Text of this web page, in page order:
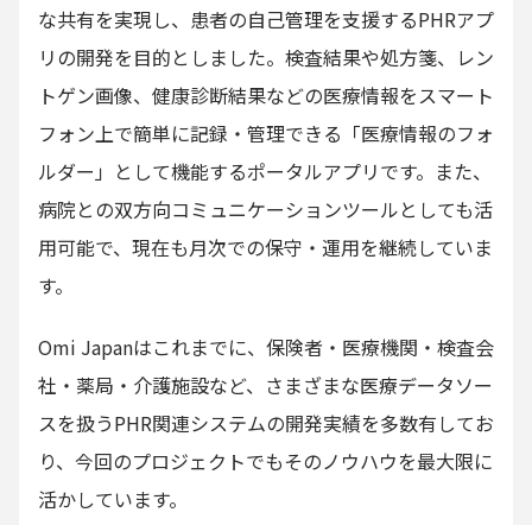
な共有を実現し、患者の自己管理を支援するPHRアプ
リの開発を目的としました。検査結果や処方箋、レン
トゲン画像、健康診断結果などの医療情報をスマート
フォン上で簡単に記録・管理できる「医療情報のフォ
ルダー」として機能するポータルアプリです。また、
病院との双方向コミュニケーションツールとしても活
用可能で、現在も月次での保守・運用を継続していま
す。
Omi Japanはこれまでに、保険者・医療機関・検査会
社・薬局・介護施設など、さまざまな医療データソー
スを扱うPHR関連システムの開発実績を多数有してお
り、今回のプロジェクトでもそのノウハウを最大限に
活かしています。